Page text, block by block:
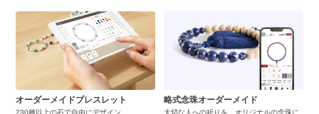
オーダーメイドブレスレット
230種以上の石で自由にデザイン
略式念珠オーダーメイド
大切な人への祈りを、オリジナルの念珠に